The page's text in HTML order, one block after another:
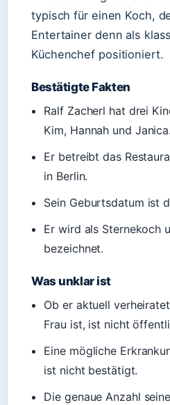
typisch für einen Koch,
Entertainer denn als
Küchenchef positioniert.
Bestätigte Fakten
Ralf Zacherl hat drei
Kim, Hannah und Janica.
Er betreibt das
in Berlin.
Sein Geburtsdatum ist
Er wird als Sternekoch
bezeichnet.
Was unklar ist
Ob er aktuell
Frau ist, ist nicht
Eine mögliche
ist nicht bestätigt.
Die genaue Anzahl